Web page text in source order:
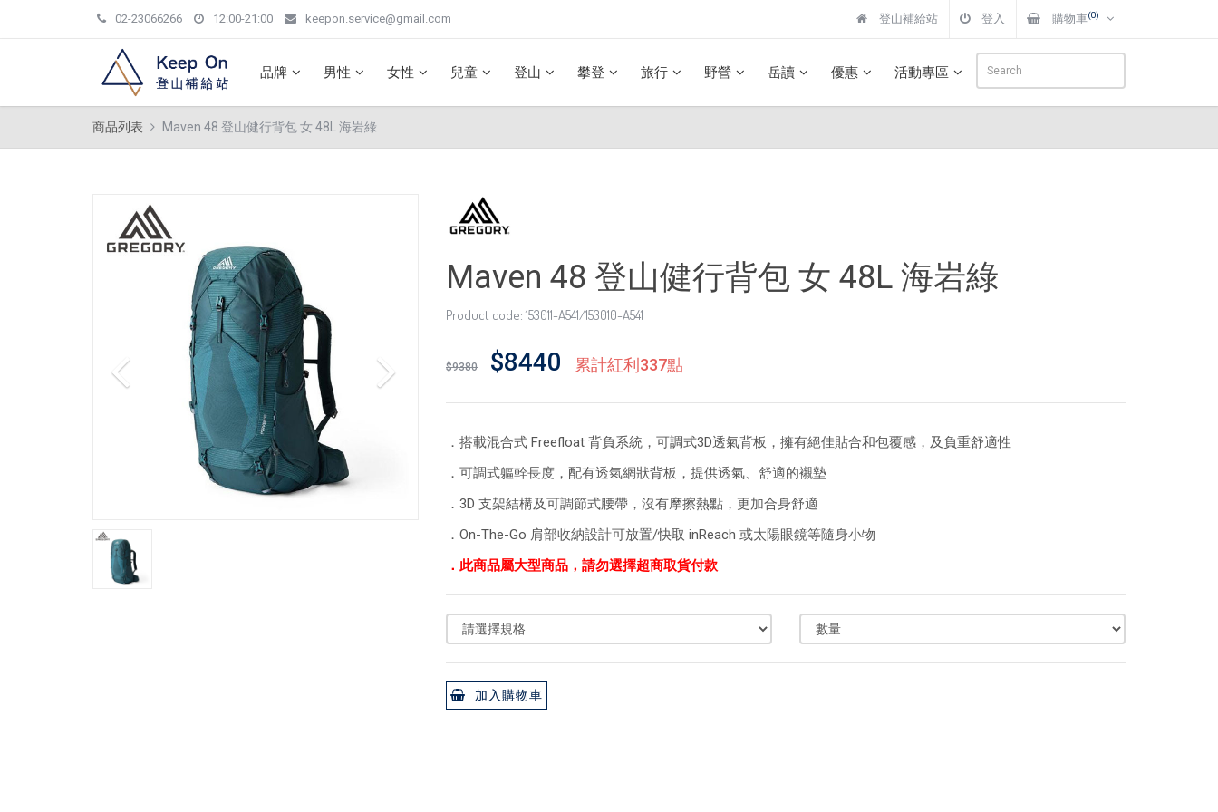
02-23066266 12:00-21:00 keepon.service@gmail.com 登山補給站 登入 購物車(0)
品牌 男性 女性 兒童 登山 攀登 旅行 野營 岳讀 優惠 活動專區
商品列表 Maven 48 登山健行背包 女 48L 海岩綠
Maven 48 登山健行背包 女 48L 海岩綠
Product code: 153011-A541/153010-A541
$9380 $8440 累計紅利337點
．搭載混合式 Freefloat 背負系統，可調式3D透氣背板，擁有絕佳貼合和包覆感，及負重舒適性
．可調式軀幹長度，配有透氣網狀背板，提供透氣、舒適的襯墊
．3D 支架結構及可調節式腰帶，沒有摩擦熱點，更加合身舒適
．On-The-Go 肩部收納設計可放置/快取 inReach 或太陽眼鏡等隨身小物
．此商品屬大型商品，請勿選擇超商取貨付款
加入購物車